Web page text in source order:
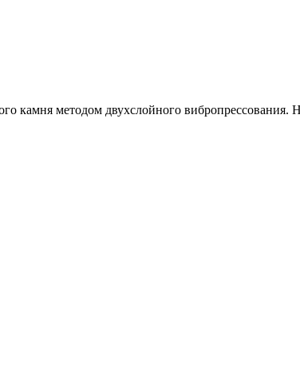
камня методом двухслойного вибропресcования.